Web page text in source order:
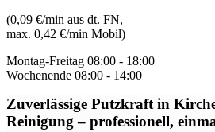
(0,09 €/min aus dt. FN,
max. 0,42 €/min Mobil)
Montag-Freitag 08:00 - 18:00
Wochenende 08:00 - 14:00
Zuverlässige Putzkraft in
Reinigung – professionell,